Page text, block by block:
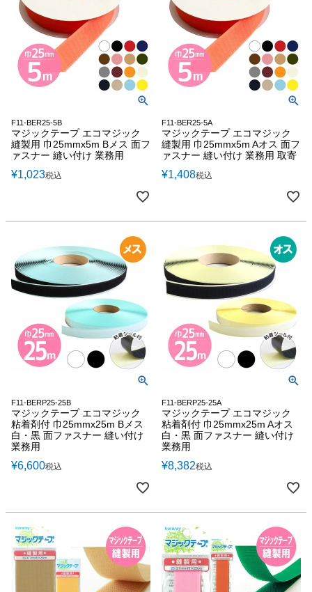
F11-BER25-5B
マジックテープ エコマジック
縫製用 巾25mmx5m Bメス 面フ
ァスナー 縫い付け 業務用
¥1,023税込
F11-BER25-5A
マジックテープ エコマジック
縫製用 巾25mmx5m Aオス 面フ
ァスナー 縫い付け 業務用 取寄
¥1,408税込
F11-BERP25-25B
マジックテープ エコマジック
粘着剤付 巾25mmx25m Bメス
白・黒 面ファスナー 縫い付け
業務用
¥6,600税込
F11-BERP25-25A
マジックテープ エコマジック
粘着剤付 巾25mmx25m Aオス
白・黒 面ファスナー 縫い付け
業務用
¥8,382税込